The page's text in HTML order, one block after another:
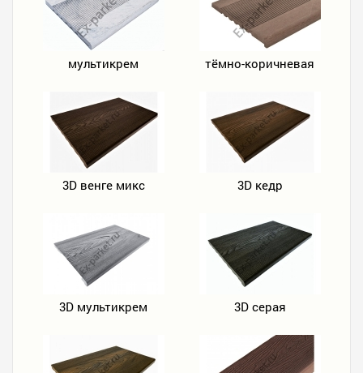
мультикрем тёмно-коричневая
3D венге микс 3D кедр
3D мультикрем 3D серая